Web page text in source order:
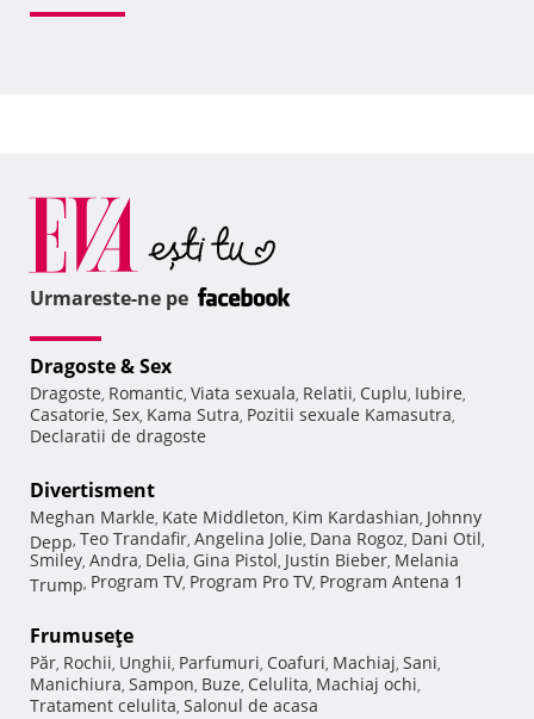
Urmareste-ne pe
Dragoste & Sex
Dragoste, Romantic, Viata sexuala, Relatii, Cuplu, Iubire,
Casatorie, Sex, Kama Sutra, Pozitii sexuale Kamasutra,
Declaratii de dragoste
Divertisment
Meghan Markle, Kate Middleton, Kim Kardashian, Johnny
Depp, Teo Trandafir, Angelina Jolie, Dana Rogoz, Dani Otil,
Smiley, Andra, Delia, Gina Pistol, Justin Bieber, Melania
Trump, Program TV, Program Pro TV, Program Antena 1
Frumuseţe
Păr, Rochii, Unghii, Parfumuri, Coafuri, Machiaj, Sani,
Manichiura, Sampon, Buze, Celulita, Machiaj ochi,
Tratament celulita, Salonul de acasa